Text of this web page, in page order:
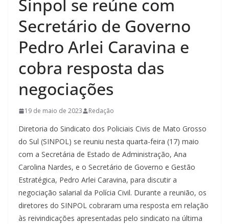
Sinpol se reúne com
Secretário de Governo
Pedro Arlei Caravina e
cobra resposta das
negociações
19 de maio de 2023 Redação
Diretoria do Sindicato dos Policiais Civis de Mato Grosso
do Sul (SINPOL) se reuniu nesta quarta-feira (17) maio
com a Secretária de Estado de Administração, Ana
Carolina Nardes, e o Secretário de Governo e Gestão
Estratégica, Pedro Arlei Caravina, para discutir a
negociação salarial da Polícia Civil. Durante a reunião, os
diretores do SINPOL cobraram uma resposta em relação
às reivindicações apresentadas pelo sindicato na última